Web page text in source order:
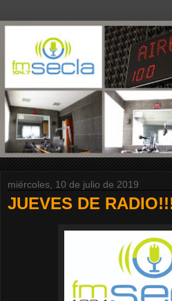
miércoles, 10 de julio de 2019
JUEVES DE